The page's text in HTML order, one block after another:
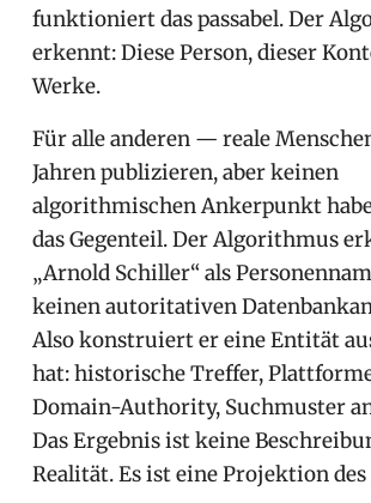
funktioniert das passabel. Der
erkennt: Diese Person, dieser
Werke.
Für alle anderen — reale
Jahren publizieren, aber keinen
algorithmischen Ankerpunkt
das Gegenteil. Der Algorithmus
„Arnold Schiller“ als
keinen autoritativen
Also konstruiert er eine Entität
hat: historische Treffer,
Domain-Authority, Suchmuster
Das Ergebnis ist keine
Realität. Es ist eine Projektion des